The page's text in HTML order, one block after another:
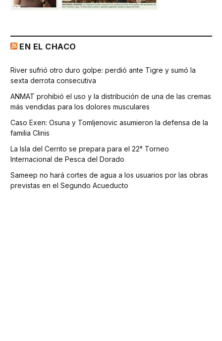
EN EL CHACO
River sufrió otro duro golpe: perdió ante Tigre y sumó la
sexta derrota consecutiva
ANMAT prohibió el uso y la distribución de una de las cremas
más vendidas para los dolores musculares
Caso Exen: Osuna y Tomljenovic asumieron la defensa de la
familia Clinis
La Isla del Cerrito se prepara para el 22° Torneo
Internacional de Pesca del Dorado
Sameep no hará cortes de agua a los usuarios por las obras
previstas en el Segundo Acueducto